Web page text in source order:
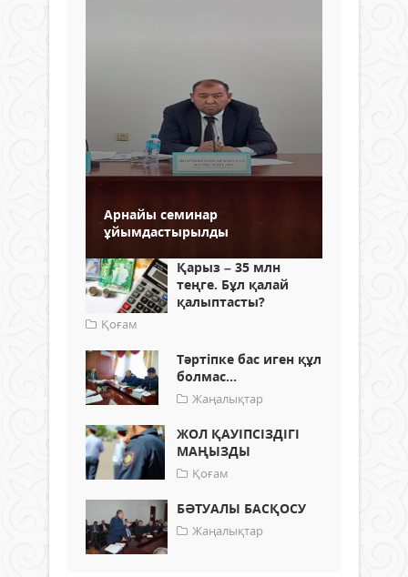
Арнайы семинар
ұйымдастырылды
Қарыз – 35 млн
теңге. Бұл қалай
қалыптасты?
Қоғам
Тәртіпке бас иген құл
болмас...
Жаңалықтар
ЖОЛ ҚАУІПСІЗДІГІ
МАҢЫЗДЫ
Қоғам
БӘТУАЛЫ БАСҚОСУ
Жаңалықтар